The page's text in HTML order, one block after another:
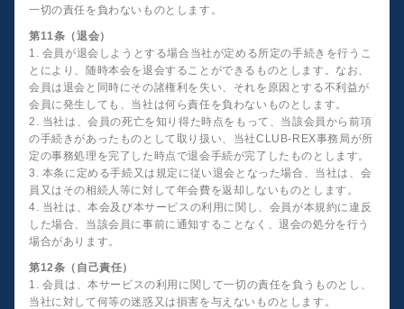
一切の責任を負わないものとします。
第11条（退会）
1. 会員が退会しようとする場合当社が定める所定の手続きを行うこ
とにより、随時本会を退会することができるものとします。なお、
会員は退会と同時にその諸権利を失い、それを原因とする不利益が
会員に発生しても、当社は何ら責任を負わないものとします。
2. 当社は、会員の死亡を知り得た時点をもって、当該会員から前項
の手続きがあったものとして取り扱い、当社CLUB-REX事務局が所
定の事務処理を完了した時点で退会手続が完了したものとします。
3. 本条に定める手続又は規定に従い退会となった場合、当社は、会
員又はその相続人等に対して年会費を返却しないものとします。
4. 当社は、本会及び本サービスの利用に関し、会員が本規約に違反
した場合、当該会員に事前に通知することなく、退会の処分を行う
場合があります。
第12条（自己責任）
1. 会員は、本サービスの利用に関して一切の責任を負うものとし、
当社に対して何等の迷惑又は損害を与えないものとします。